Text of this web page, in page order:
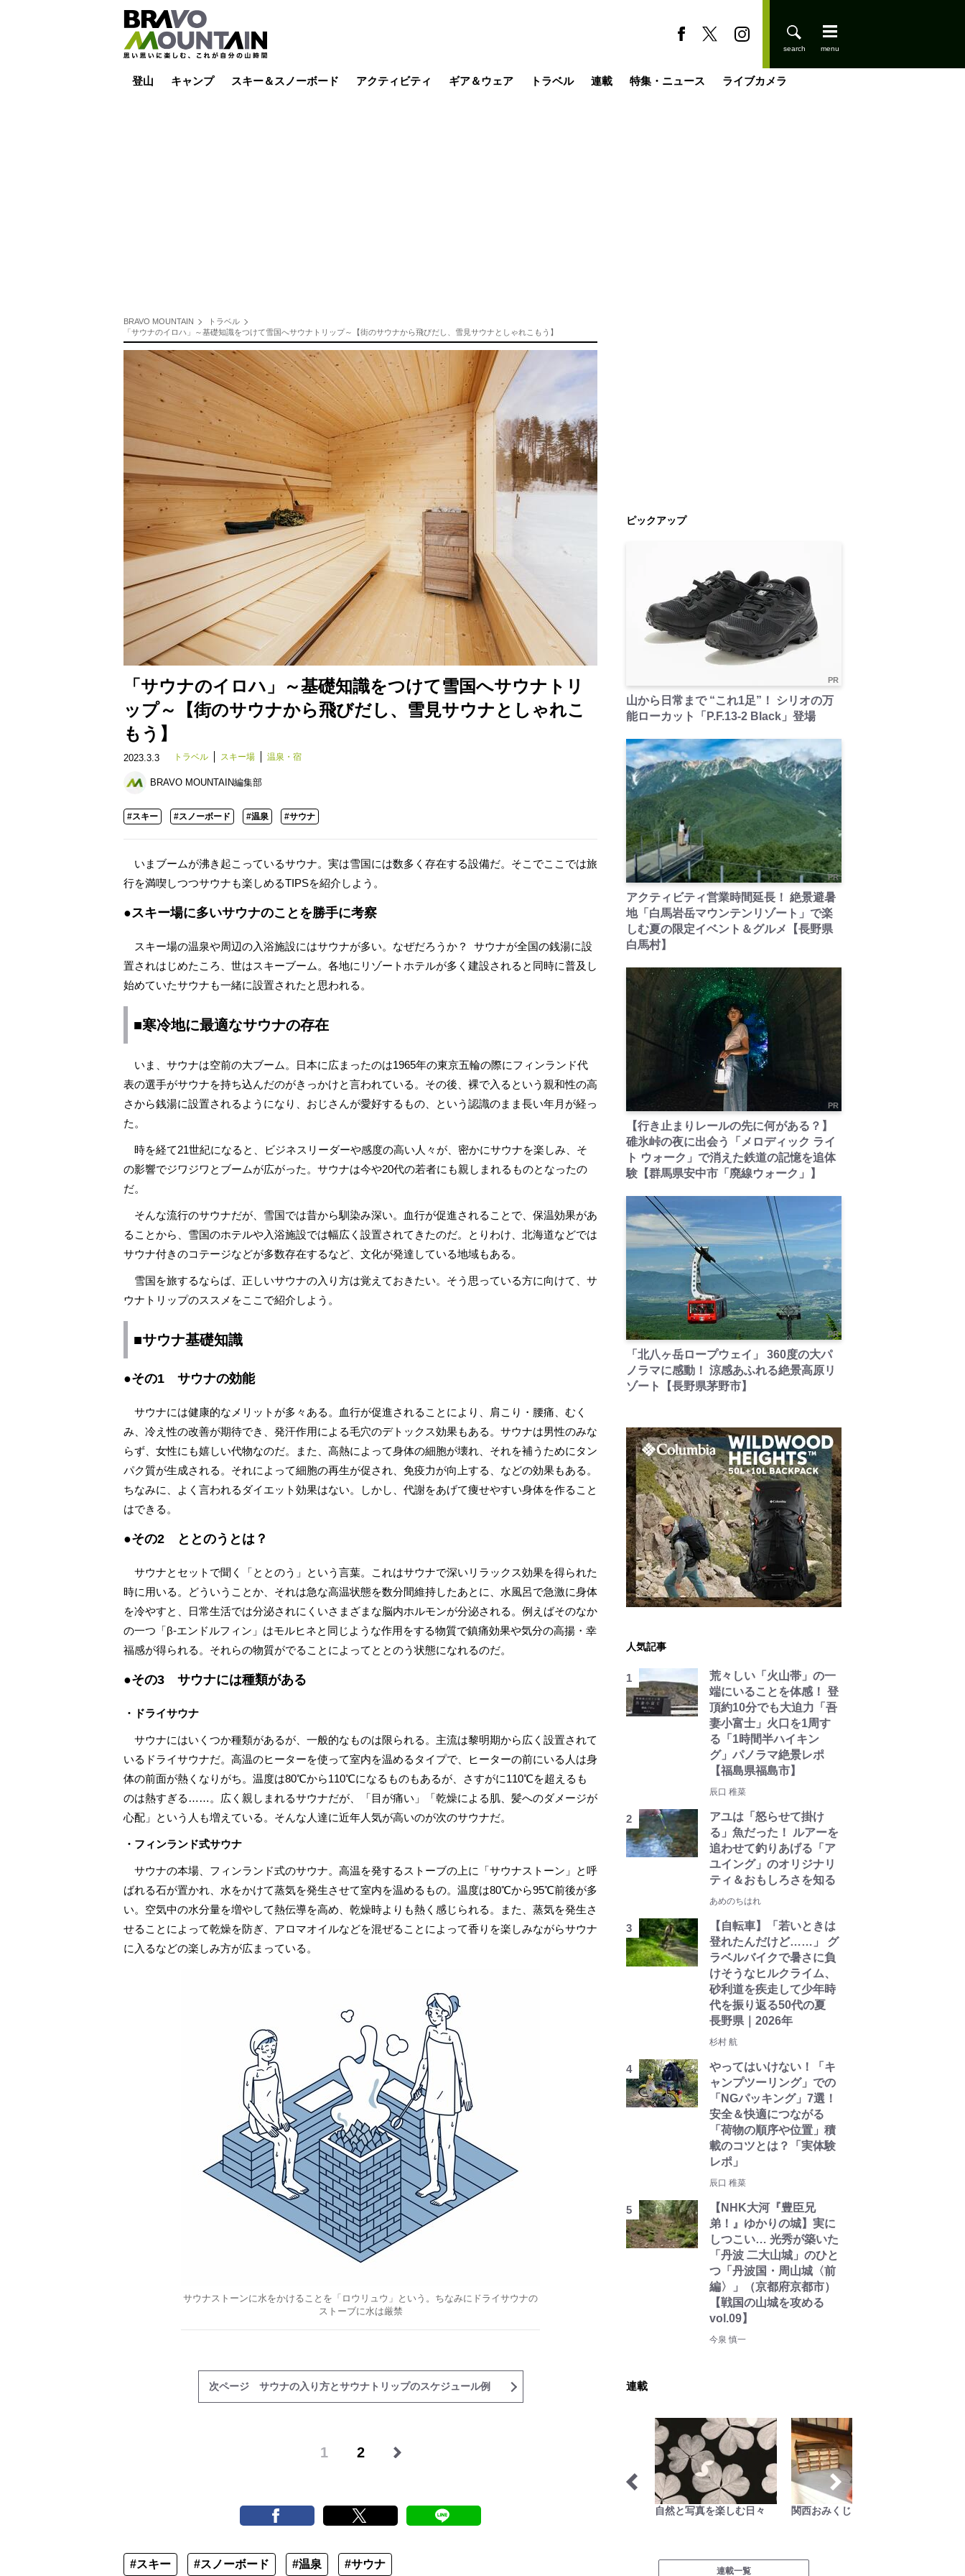
登山 キャンプ スキー＆スノーボード アクティビティ ギア＆ウェア トラベル 連載 特集・ニュース ライブカメラ
BRAVO MOUNTAIN
トラベル
「サウナのイロハ」～基礎知識をつけて雪国へサウナトリップ～【街のサウナから飛びだし、雪見サウナとしゃれこもう】
「サウナのイロハ」～基礎知識をつけて雪国へサウナトリ
ップ～【街のサウナから飛びだし、雪見サウナとしゃれこ
もう】
2023.3.3 トラベル スキー場 温泉・宿
BRAVO MOUNTAIN編集部
#スキー #スノーボード #温泉 #サウナ
いまブームが沸き起こっているサウナ。実は雪国には数多く存在する設備だ。そこでここでは旅
行を満喫しつつサウナも楽しめるTIPSを紹介しよう。
●スキー場に多いサウナのことを勝手に考察
スキー場の温泉や周辺の入浴施設にはサウナが多い。なぜだろうか？ サウナが全国の銭湯に設
置されはじめたころ、世はスキーブーム。各地にリゾートホテルが多く建設されると同時に普及し
始めていたサウナも一緒に設置されたと思われる。
■寒冷地に最適なサウナの存在
いま、サウナは空前の大ブーム。日本に広まったのは1965年の東京五輪の際にフィンランド代
表の選手がサウナを持ち込んだのがきっかけと言われている。その後、裸で入るという親和性の高
さから銭湯に設置されるようになり、おじさんが愛好するもの、という認識のまま長い年月が経っ
た。
時を経て21世紀になると、ビジネスリーダーや感度の高い人々が、密かにサウナを楽しみ、そ
の影響でジワジワとブームが広がった。サウナは今や20代の若者にも親しまれるものとなったの
だ。
そんな流行のサウナだが、雪国では昔から馴染み深い。血行が促進されることで、保温効果があ
ることから、雪国のホテルや入浴施設では幅広く設置されてきたのだ。とりわけ、北海道などでは
サウナ付きのコテージなどが多数存在するなど、文化が発達している地域もある。
雪国を旅するならば、正しいサウナの入り方は覚えておきたい。そう思っている方に向けて、サ
ウナトリップのススメをここで紹介しよう。
■サウナ基礎知識
●その1 サウナの効能
サウナには健康的なメリットが多々ある。血行が促進されることにより、肩こり・腰痛、むく
み、冷え性の改善が期待でき、発汗作用による毛穴のデトックス効果もある。サウナは男性のみな
らず、女性にも嬉しい代物なのだ。また、高熱によって身体の細胞が壊れ、それを補うためにタン
パク質が生成される。それによって細胞の再生が促され、免疫力が向上する、などの効果もある。
ちなみに、よく言われるダイエット効果はない。しかし、代謝をあげて痩せやすい身体を作ること
はできる。
●その2 ととのうとは？
サウナとセットで聞く「ととのう」という言葉。これはサウナで深いリラックス効果を得られた
時に用いる。どういうことか、それは急な高温状態を数分間維持したあとに、水風呂で急激に身体
を冷やすと、日常生活では分泌されにくいさまざまな脳内ホルモンが分泌される。例えばそのなか
の一つ「β-エンドルフィン」はモルヒネと同じような作用をする物質で鎮痛効果や気分の高揚・幸
福感が得られる。それらの物質がでることによってととのう状態になれるのだ。
●その3 サウナには種類がある
・ドライサウナ
サウナにはいくつか種類があるが、一般的なものは限られる。主流は黎明期から広く設置されて
いるドライサウナだ。高温のヒーターを使って室内を温めるタイプで、ヒーターの前にいる人は身
体の前面が熱くなりがち。温度は80℃から110℃になるものもあるが、さすがに110℃を超えるも
のは熱すぎる……。広く親しまれるサウナだが、「目が痛い」「乾燥による肌、髪へのダメージが
心配」という人も増えている。そんな人達に近年人気が高いのが次のサウナだ。
・フィンランド式サウナ
サウナの本場、フィンランド式のサウナ。高温を発するストーブの上に「サウナストーン」と呼
ばれる石が置かれ、水をかけて蒸気を発生させて室内を温めるもの。温度は80℃から95℃前後が多
い。空気中の水分量を増やして熱伝導を高め、乾燥時よりも熱く感じられる。また、蒸気を発生さ
せることによって乾燥を防ぎ、アロマオイルなどを混ぜることによって香りを楽しみながらサウナ
に入るなどの楽しみ方が広まっている。
サウナストーンに水をかけることを「ロウリュウ」という。ちなみにドライサウナの
ストーブに水は厳禁
次ページ サウナの入り方とサウナトリップのスケジュール例
1 2
#スキー #スノーボード #温泉 #サウナ
ピックアップ
PR
山から日常まで “これ1足”！ シリオの万
能ローカット「P.F.13-2 Black」登場
PR
アクティビティ営業時間延長！ 絶景避暑
地「白馬岩岳マウンテンリゾート」で楽
しむ夏の限定イベント＆グルメ【長野県
白馬村】
PR
【行き止まりレールの先に何がある？】
碓氷峠の夜に出会う「メロディック ライ
ト ウォーク」で消えた鉄道の記憶を追体
験【群馬県安中市「廃線ウォーク」】
PR
「北八ヶ岳ロープウェイ」 360度の大パ
ノラマに感動！ 涼感あふれる絶景高原リ
ゾート【長野県茅野市】
人気記事
荒々しい「火山帯」の一
端にいることを体感！ 登
頂約10分でも大迫力「吾
妻小富士」火口を1周す
る「1時間半ハイキン
グ」パノラマ絶景レポ
【福島県福島市】
辰口 稚菜
アユは「怒らせて掛け
る」魚だった！ ルアーを
追わせて釣りあげる「ア
ユイング」のオリジナリ
ティ＆おもしろさを知る
あめのちはれ
【自転車】「若いときは
登れたんだけど……」 グ
ラベルバイクで暑さに負
けそうなヒルクライム、
砂利道を疾走して少年時
代を振り返る50代の夏
長野県｜2026年
杉村 航
やってはいけない！「キ
ャンプツーリング」での
「NGパッキング」7選！
安全＆快適につながる
「荷物の順序や位置」積
載のコツとは？「実体験
レポ」
辰口 稚菜
【NHK大河『豊臣兄
弟！』ゆかりの城】実に
しつこい… 光秀が築いた
「丹波 二大山城」のひと
つ「丹波国・周山城〈前
編〉」（京都府京都市）
【戦国の山城を攻める
vol.09】
今泉 慎一
連載
今日も山旅気分 自然と写真を楽しむ日々 関西おみくじジャーニー
連載一覧